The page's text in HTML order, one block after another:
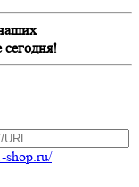
shop.ru/